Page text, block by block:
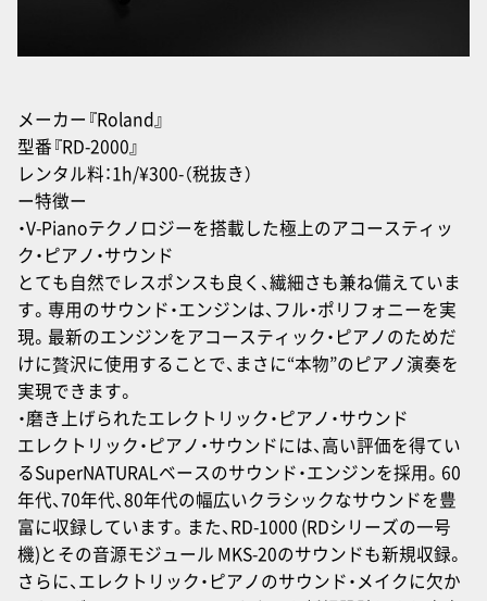
メーカー『Roland』
型番『RD-2000』
レンタル料：1h/¥300-（税抜き）
ー特徴ー
・V-Pianoテクノロジーを搭載した極上のアコースティッ
ク・ピアノ・サウンド
とても自然でレスポンスも良く、繊細さも兼ね備えていま
す。専用のサウンド・エンジンは、フル・ポリフォニーを実
現。最新のエンジンをアコースティック・ピアノのためだ
けに贅沢に使用することで、まさに“本物”のピアノ演奏を
実現できます。
・磨き上げられたエレクトリック・ピアノ・サウンド
エレクトリック・ピアノ・サウンドには、高い評価を得てい
るSuperNATURALベースのサウンド・エンジンを採用。60
年代、70年代、80年代の幅広いクラシックなサウンドを豊
富に収録しています。また、RD-1000 (RDシリーズの一号
機)とその音源モジュール MKS-20のサウンドも新規収録。
さらに、エレクトリック・ピアノのサウンド・メイクに欠か